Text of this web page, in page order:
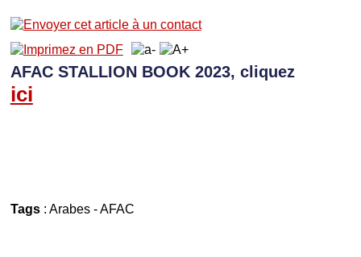
AFAC STALLION BOOK 2023, cliquez
ici
Tags: Arabes-AFAC